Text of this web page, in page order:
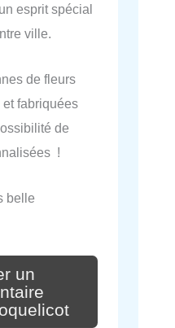
esprit spécial
ville.
de fleurs
fabriquées
de
!
belle
un